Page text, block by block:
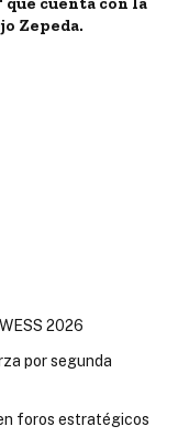
Zepeda.
2026
por segunda
foros estratégicos